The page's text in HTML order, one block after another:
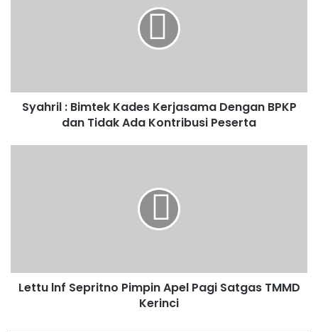
Syahril : Bimtek Kades Kerjasama Dengan BPKP
dan Tidak Ada Kontribusi Peserta
Lettu lnf Sepritno Pimpin Apel Pagi Satgas TMMD
Kerinci